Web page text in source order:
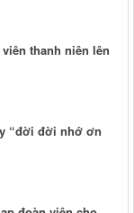
thanh niên lên
“đời đời nhớ ơn